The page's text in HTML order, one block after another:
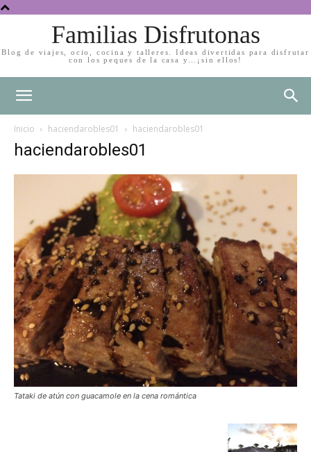
Familias Disfrutonas
Blog de viajes, ocio, cocina y talleres. Ideas divertidas para disfrutar
con los peques de la casa y…¡sin ellos!
Inicio haciendarobles01 haciendarobles01
haciendarobles01
Tataki de atún con guacamole en la cena romántica